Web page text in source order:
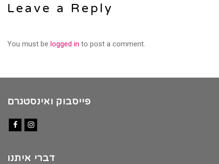
Leave a Reply
You must be logged in to post a comment.
פייסבוק ואינסטגרם
דברי איתנו